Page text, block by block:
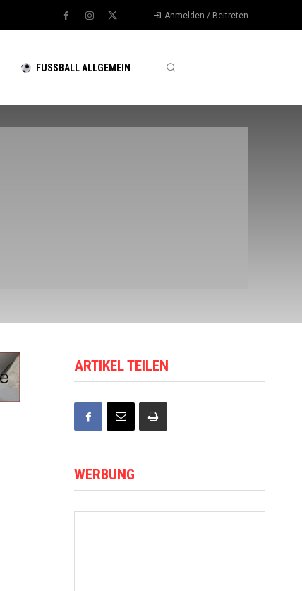
Anmelden / Beitreten
FUSSBALL ALLGEMEIN
ARTIKEL TEILEN
WERBUNG